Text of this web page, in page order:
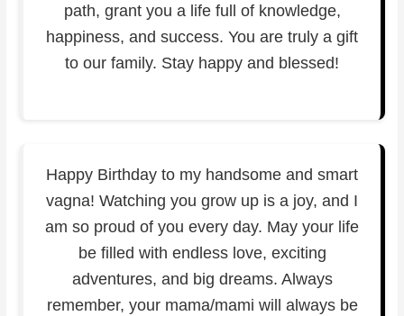
path, grant you a life full of knowledge,
happiness, and success. You are truly a gift
to our family. Stay happy and blessed!
Happy Birthday to my handsome and smart
vagna! Watching you grow up is a joy, and I
am so proud of you every day. May your life
be filled with endless love, exciting
adventures, and big dreams. Always
remember, your mama/mami will always be